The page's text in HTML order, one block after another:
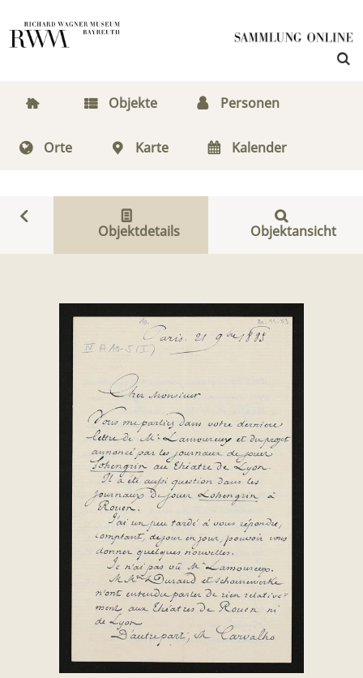
Objekte Personen
Orte Karte Kalender
Objektdetails Objektansicht